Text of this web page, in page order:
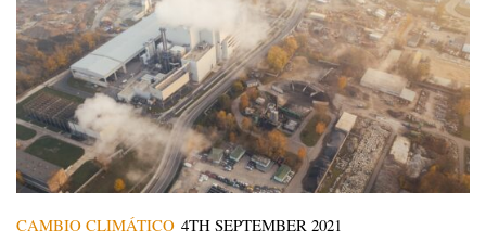
CAMBIO CLIMÁTICO 4TH SEPTEMBER 2021